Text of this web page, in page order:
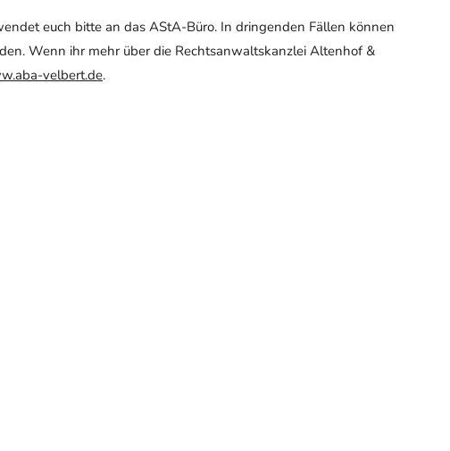
euch bitte an das AStA-Büro. In dringenden Fällen können
Wenn ihr mehr über die Rechtsanwaltskanzlei Altenhof &
velbert.de.